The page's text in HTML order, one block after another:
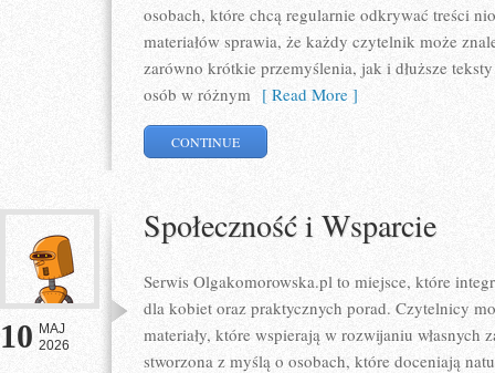
osobach, które chcą regularnie odkrywać treści
materiałów sprawia, że każdy czytelnik może
zarówno krótkie przemyślenia, jak i dłuższe
osób w różnym [ Read More ]
CONTINUE
10 MAJ
2026
Społeczność i Wsparcie
Serwis Olgakomorowska.pl to miejsce, które
dla kobiet oraz praktycznych porad. Czytelnicy
materiały, które wspierają w rozwijaniu własnych
stworzona z myślą o osobach, które doceniają